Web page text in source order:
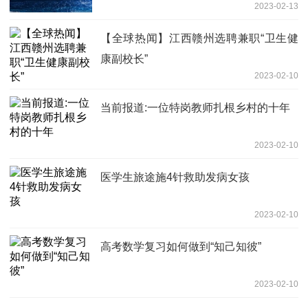
2023-02-13
【全球热闻】江西赣州选聘兼职“卫生健
康副校长”
2023-02-10
当前报道:一位特岗教师扎根乡村的十年
2023-02-10
医学生旅途施4针救助发病女孩
2023-02-10
高考数学复习如何做到“知己知彼”
2023-02-10